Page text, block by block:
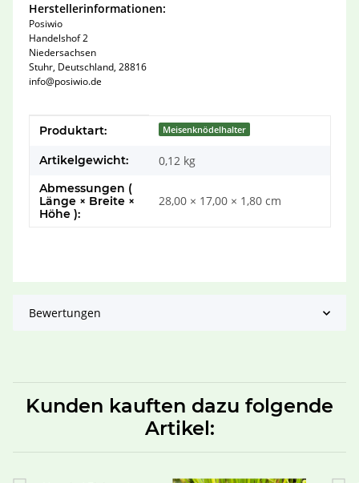
Herstellerinformationen:
Posiwio
Handelshof 2
Niedersachsen
Stuhr, Deutschland, 28816
info@posiwio.de
Produkteigenschaft
Wert
Produktart: Meisenknödelhalter
Artikelgewicht: 0,12 kg
Abmessungen (
Länge × Breite ×
Höhe ):
28,00 × 17,00 × 1,80 cm
Bewertungen
Kunden kauften dazu folgende
Artikel: